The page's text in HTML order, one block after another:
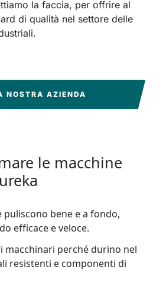
la faccia, per offrire al
di qualità nel settore delle
NOSTRA AZIENDA
le macchine
puliscono bene e a fondo,
efficace e veloce.
macchinari perché durino nel
resistenti e componenti di